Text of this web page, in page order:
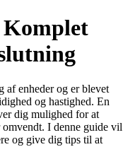
af enheder og er blevet
og hastighed. En
dig mulighed for at
I denne guide vil
og give dig tips til at